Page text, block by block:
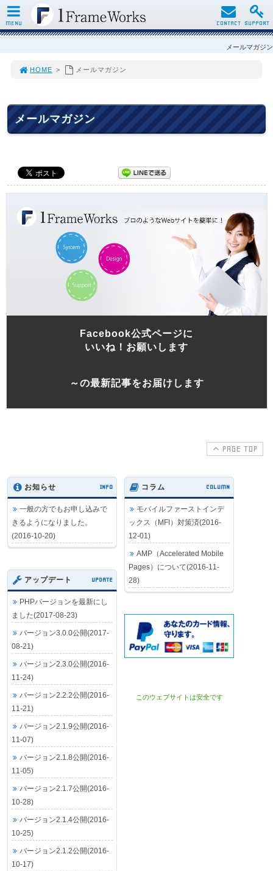
メールマガジン
HOME > メールマガジン
メールマガジン
Facebook公式ページに
いいね！お願いします
～の最新記事をお届けします
PAGE TOP
お知らせ INFO
一般の方でもお申し込みで
きるようになりました。
(2016-10-20)
コラム COLUMN
モバイルファーストインデ
ックス（MFI）対策済(2016-
12-01)
AMP（Accelerated Mobile
Pages）について(2016-11-
28)
アップデート UPDATE
PHPバージョンを最新にし
ました(2017-08-23)
バージョン3.0.0公開(2017-
08-21)
バージョン2.3.0公開(2016-
11-24)
バージョン2.2.2公開(2016-
11-21)
バージョン2.1.9公開(2016-
11-07)
バージョン2.1.8公開(2016-
11-05)
バージョン2.1.7公開(2016-
10-28)
バージョン2.1.4公開(2016-
10-25)
バージョン2.1.2公開(2016-
10-17)
このウェブサイトは安全です
MENU SUPPORT
CONTACT